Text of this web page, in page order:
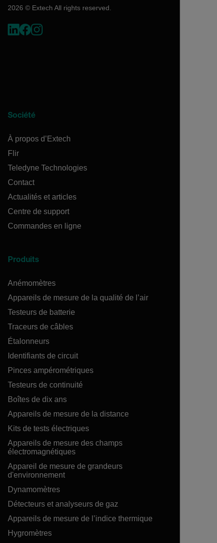
2026 © Extech All rights reserved.
Société
À propos d’Extech
Flir
Teledyne Technologies
Contact
Actualités et articles
Centre de support
Commandes en ligne
Produits
Anémomètres
Appareils de mesure de la qualité de l’air
Testeurs de batterie
Traceurs de câbles
Étalonneurs
Identifiants de circuit
Pinces ampérométriques
Testeurs de continuité
Boîtes de dix ans
Appareils de mesure de la distance
Kits de tests électriques
Appareils de mesure des champs
électromagnétiques
Appareil de mesure de grandeurs
d'environnement
Dynamomètres
Détecteurs et analyseurs de gaz
Appareils de mesure de l’indice thermique
Hygromètres